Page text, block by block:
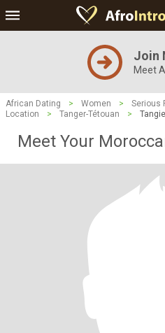
Join
Meet
African Dating > Women > Serious
Location
> Tanger-Tétouan >
Meet Your